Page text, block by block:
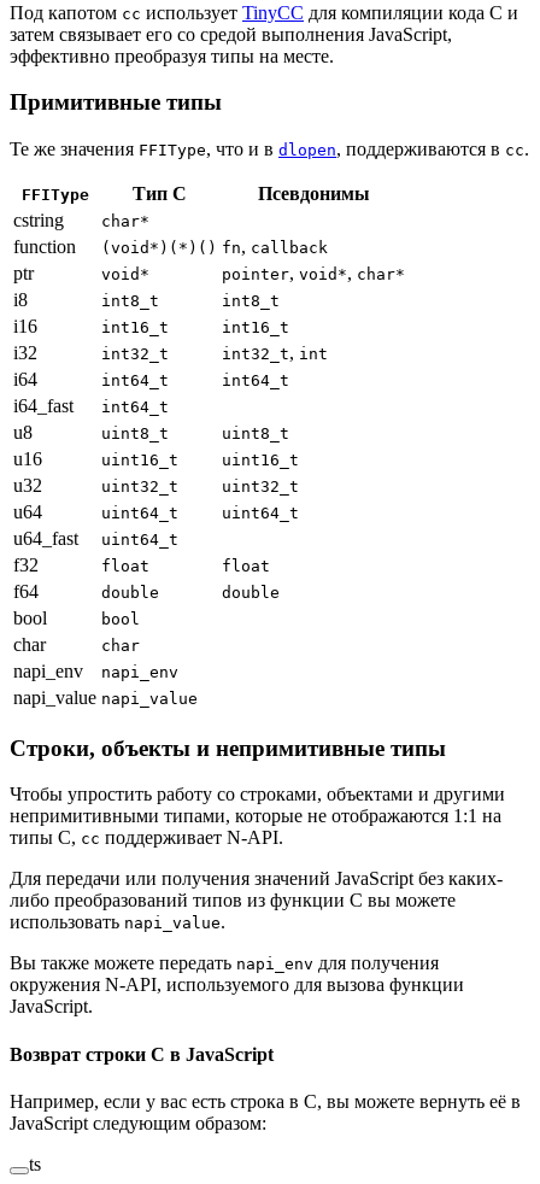
Под капотом cc использует TinyCC для компиляции кода C и
затем связывает его со средой выполнения JavaScript,
эффективно преобразуя типы на месте.
Примитивные типы
Те же значения FFIType, что и в dlopen, поддерживаются в cc.
FFIType Тип C
Псевдонимы
cstring
char*
function (void*)(*)() fn, callback
ptr void* pointer, void*, char*
i8 int8_t int8_t
i16 int16_t int16_t
i32 int32_t int32_t, int
i64 int64_t int64_t
i64_fast int64_t
u8 uint8_t uint8_t
u16 uint16_t uint16_t
u32 uint32_t uint32_t
u64 uint64_t uint64_t
u64_fast uint64_t
f32 float float
f64 double double
bool bool
char char
napi_env napi_env
napi_value napi_value
Строки, объекты и непримитивные типы
Чтобы упростить работу со строками, объектами и другими
непримитивными типами, которые не отображаются 1:1 на
типы C, cc поддерживает N-API.
Для передачи или получения значений JavaScript без каких-
либо преобразований типов из функции C вы можете
использовать napi_value.
Вы также можете передать napi_env для получения
окружения N-API, используемого для вызова функции
JavaScript.
Возврат строки C в JavaScript
Например, если у вас есть строка в C, вы можете вернуть её в
JavaScript следующим образом:
ts